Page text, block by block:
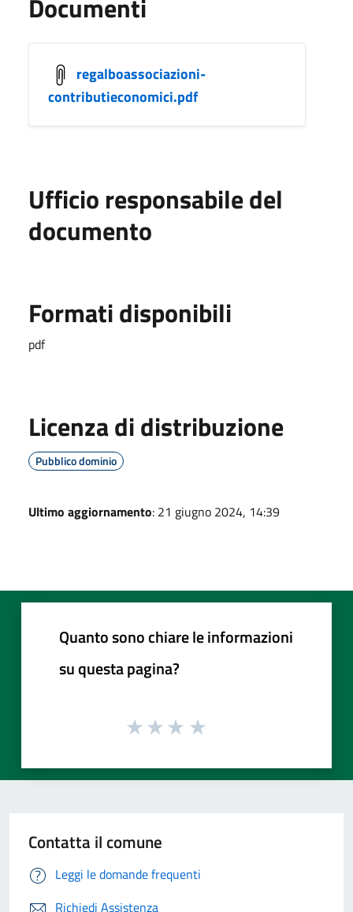
Documenti
regalboassociazioni-
contributieconomici.pdf
Ufficio responsabile del
documento
Formati disponibili
pdf
Licenza di distribuzione
Pubblico dominio
Ultimo aggiornamento: 21 giugno 2024, 14:39
Quanto sono chiare le informazioni
su questa pagina?
Contatta il comune
Leggi le domande frequenti
Richiedi Assistenza